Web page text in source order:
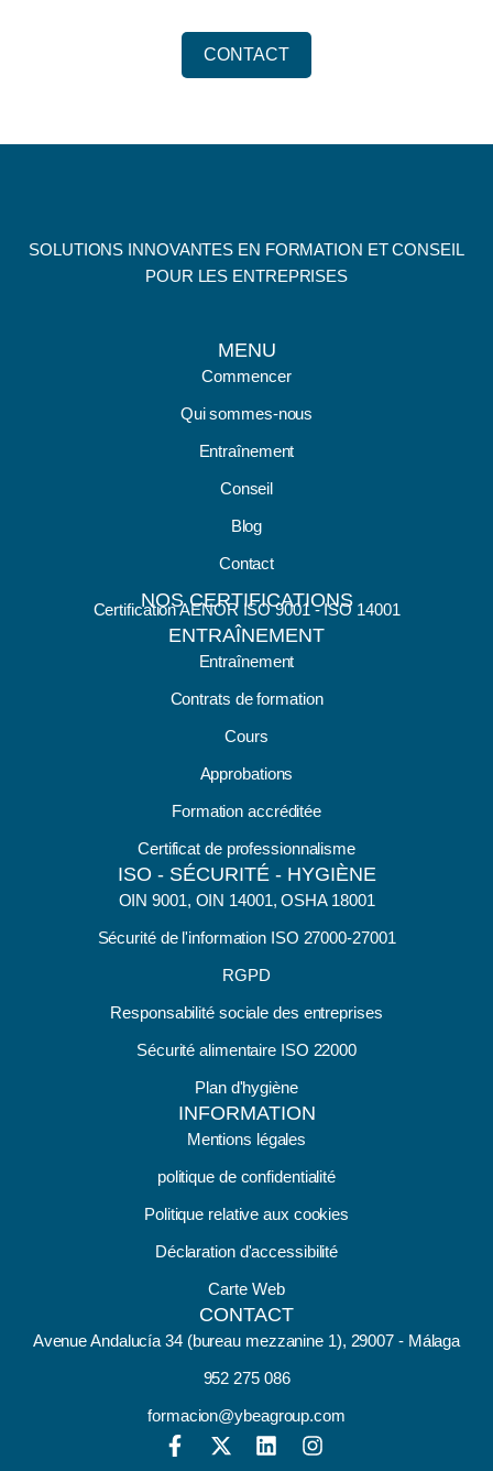
CONTACT
SOLUTIONS INNOVANTES EN FORMATION ET CONSEIL
POUR LES ENTREPRISES
MENU
Commencer
Qui sommes-nous
Entraînement
Conseil
Blog
Contact
NOS CERTIFICATIONS
Certification AENOR ISO 9001 - ISO 14001
ENTRAÎNEMENT
Entraînement
Contrats de formation
Cours
Approbations
Formation accréditée
Certificat de professionnalisme
ISO - SÉCURITÉ - HYGIÈNE
OIN 9001, OIN 14001, OSHA 18001
Sécurité de l'information ISO 27000-27001
RGPD
Responsabilité sociale des entreprises
Sécurité alimentaire ISO 22000
Plan d'hygiène
INFORMATION
Mentions légales
politique de confidentialité
Politique relative aux cookies
Déclaration d'accessibilité
Carte Web
CONTACT
Avenue Andalucía 34 (bureau mezzanine 1), 29007 - Málaga
952 275 086
formacion@ybeagroup.com